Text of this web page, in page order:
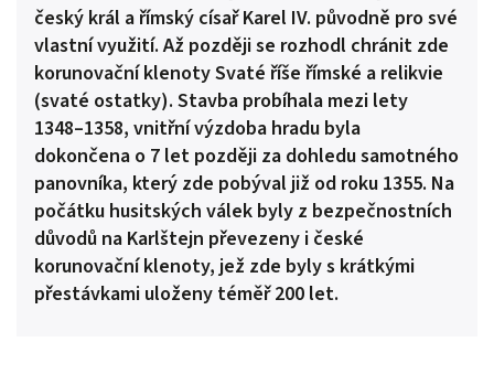
český král a římský císař Karel IV. původně pro své
vlastní využití. Až později se rozhodl chránit zde
korunovační klenoty Svaté říše římské a relikvie
(svaté ostatky). Stavba probíhala mezi lety
1348–1358, vnitřní výzdoba hradu byla
dokončena o 7 let později za dohledu samotného
panovníka, který zde pobýval již od roku 1355. Na
počátku husitských válek byly z bezpečnostních
důvodů na Karlštejn převezeny i české
korunovační klenoty, jež zde byly s krátkými
přestávkami uloženy téměř 200 let.